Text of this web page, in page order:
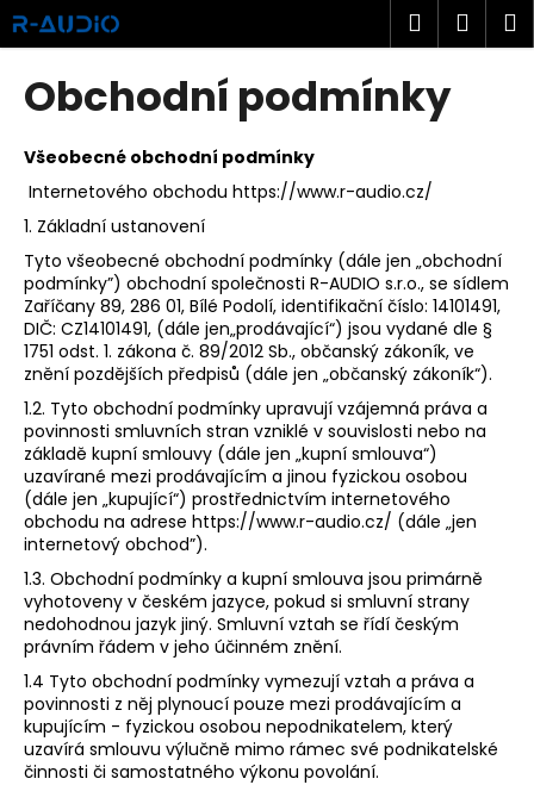
Přejít
na
obsah
Hledat
Obchodní podmínky
Všeobecné obchodní podmínky
Internetového obchodu https://www.r-audio.cz/
1. Základní ustanovení
Tyto všeobecné obchodní podmínky (dále jen „​obchodní
podmínky​”) obchodní společnosti ​R-AUDIO s.r.o., se sídlem
​Zaříčany 89, 286 01, Bílé Podolí, identifikační číslo:​ 14101491,
DIČ: CZ14101491​, (dále jen„​prodávající​“) jsou vydané dle §
1751 odst. 1. zákona č. 89/2012 Sb., občanský zákoník, ve
znění pozdějších předpisů (dále jen „​občanský zákoník​“).
1.2. Tyto obchodní podmínky upravují vzájemná práva a
povinnosti smluvních stran vzniklé v souvislosti nebo na
základě kupní smlouvy (dále jen „kupní smlouva“)
uzavírané mezi prodávajícím a jinou fyzickou osobou
(dále jen „kupující“) prostřednictvím internetového
obchodu na adrese https://www.r-audio.cz/​ ​(dále „​jen
internetový obchod​”).
1.3. Obchodní podmínky a kupní smlouva jsou primárně
vyhotoveny v českém jazyce, pokud si smluvní strany
nedohodnou jazyk jiný. Smluvní vztah se řídí českým
právním řádem v jeho účinném znění.
1.4 Tyto obchodní podmínky vymezují vztah a práva a
povinnosti z něj plynoucí pouze mezi prodávajícím a
kupujícím - fyzickou osobou nepodnikatelem, který
uzavírá smlouvu výlučně mimo rámec své podnikatelské
činnosti či samostatného výkonu povolání.
K
o
o
p
o
t
ř
e
b
u
j
e
t
e
n
a
j
í
t
?